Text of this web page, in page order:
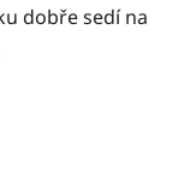
dobře sedí na